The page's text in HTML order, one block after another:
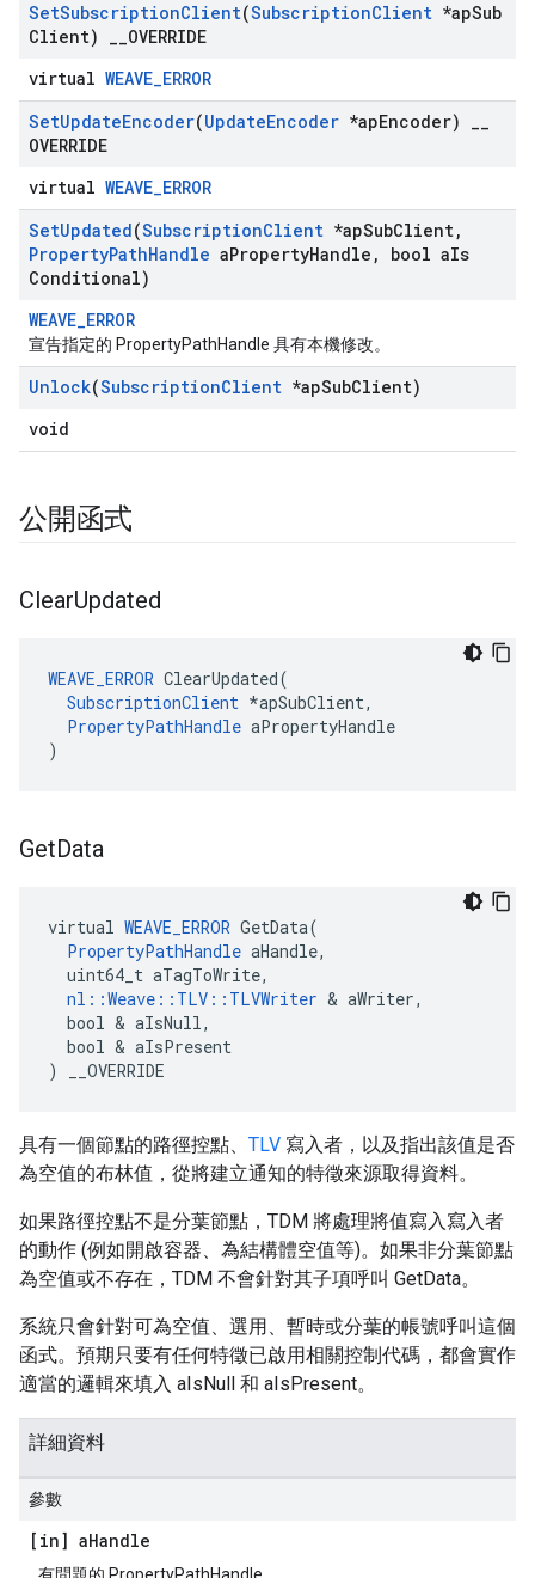
SetSubscriptionClient(SubscriptionClient *apSub
Client)
OVERRIDE
virtual WEAVE_ERROR
SetUpdateEncoder(UpdateEncoder *apEncoder)
OVERRIDE
virtual WEAVE_ERROR
SetUpdated(SubscriptionClient *apSubClient,
PropertyPathHandle aPropertyHandle , bool aIs
Conditional)
WEAVE_ERROR
宣告指定的 PropertyPathHandle 具有本機修改。
Unlock(SubscriptionClient *apSubClient)
void
公開函式
ClearUpdated
WEAVE_ERROR ClearUpdated(
SubscriptionClient *apSubClient,
PropertyPathHandle aPropertyHandle
)
GetData
virtual WEAVE_ERROR GetData(
PropertyPathHandle aHandle,
  uint64_t aTagToWrite,
nl::Weave::TLV::TLVWriter & aWriter,
  bool & aIsNull,
  bool & aIsPresent
) __OVERRIDE
具有一個節點的路徑控點、 TLV 寫入者，以及指出該值是否
為空值的布林值，從將建立通知的特徵來源取得資料。
如果路徑控點不是分葉節點，TDM 將處理將值寫入寫入者
的動作 (例如開啟容器、為結構體空值等)。如果非分葉節點
為空值或不存在，TDM 不會針對其子項呼叫 GetData。
系統只會針對可為空值、選用、暫時或分葉的帳號呼叫這個
函式。預期只要有任何特徵已啟用相關控制代碼，都會實作
適當的邏輯來填入 aIsNull 和 aIsPresent。
詳細資料
參數
[in] aHandle